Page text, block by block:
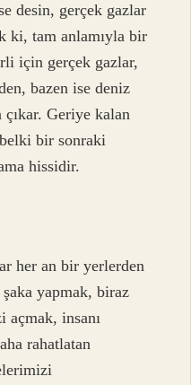
desin, gerçek gazlar
ki, tam anlamıyla bir
için gerçek gazlar,
bazen ise deniz
çıkar. Geriye kalan
bir sonraki
hissidir.
her an bir yerlerden
yapmak, biraz
açmak, insanı
rahatlatan